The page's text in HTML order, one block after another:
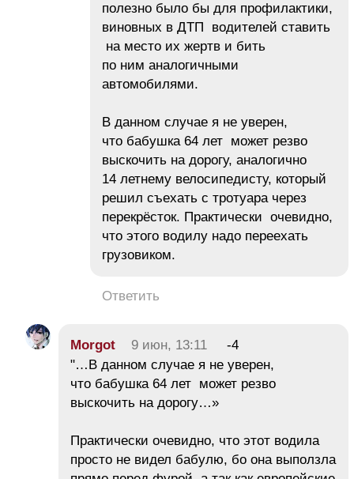
полезно было бы для профилактики,
виновных в ДТП водителей ставить
на место их жертв и бить
по ним аналогичными
автомобилями.
В данном случае я не уверен,
что бабушка 64 лет может резво
выскочить на дорогу, аналогично
14 летнему велосипедисту, который
решил съехать с тротуара через
перекрёсток. Практически очевидно,
что этого водилу надо переехать
грузовиком.
Ответить
Morgot 9 июн, 13:11
-4
"…В данном случае я не уверен,
что бабушка 64 лет может резво
выскочить на дорогу…»
Практически очевидно, что этот водила
просто не видел бабулю, бо она выползла